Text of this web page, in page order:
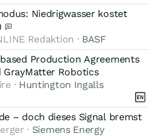
Niedrigwasser kostet
Redaktion · BASF
Production Agreements
Robotics
· Huntington Ingalls
– doch dieses Signal bremst
· Siemens Energy